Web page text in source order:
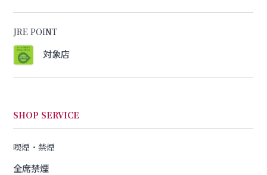
JRE POINT
対象店
SHOP SERVICE
喫煙・禁煙
全席禁煙